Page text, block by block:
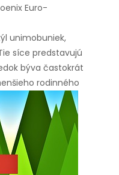
Euro-
unimobuniek,
síce predstavujú
býva častokrát
rodinného